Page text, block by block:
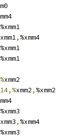
%xmm1
xmm1, %xmm4
%xmm1
%xmm1
xmm2
xmm2, %xmm2
%xmm3
xmm3, %xmm4
%xmm3